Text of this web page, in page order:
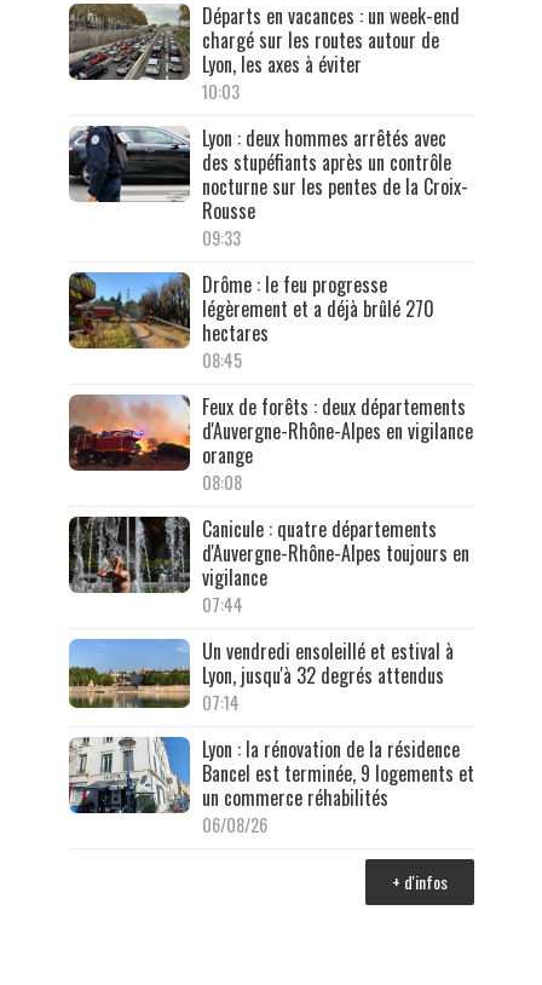
Départs en vacances : un week-end
chargé sur les routes autour de
Lyon, les axes à éviter
10:03
Lyon : deux hommes arrêtés avec
des stupéfiants après un contrôle
nocturne sur les pentes de la Croix-
Rousse
09:33
Drôme : le feu progresse
légèrement et a déjà brûlé 270
hectares
08:45
Feux de forêts : deux départements
d'Auvergne-Rhône-Alpes en vigilance
orange
08:08
Canicule : quatre départements
d'Auvergne-Rhône-Alpes toujours en
vigilance
07:44
Un vendredi ensoleillé et estival à
Lyon, jusqu'à 32 degrés attendus
07:14
Lyon : la rénovation de la résidence
Bancel est terminée, 9 logements et
un commerce réhabilités
06/08/26
+ d'infos